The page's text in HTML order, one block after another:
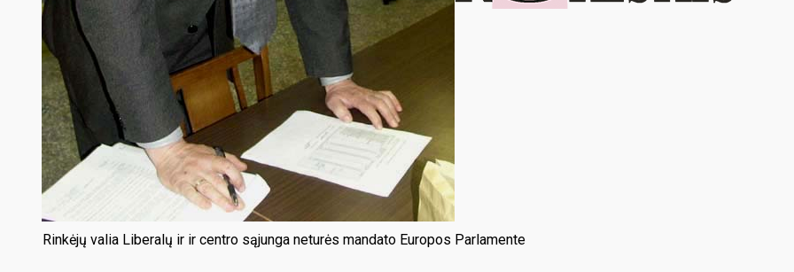
Rinkėjų valia Liberalų ir ir centro sąjunga neturės mandato Europos Parlamente